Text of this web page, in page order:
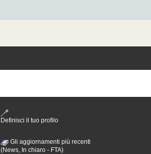
Definisci il tuo profilo
Gli aggiornamenti più recenti
(News, In chiaro - FTA)